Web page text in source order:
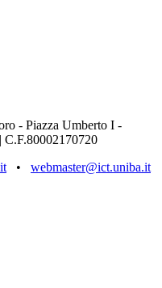
- Piazza Umberto I -
C.F.80002170720
• webmaster@ict.uniba.it